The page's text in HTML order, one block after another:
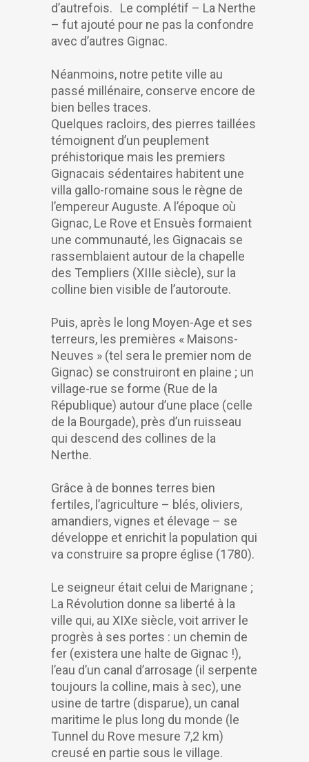
d’autrefois. Le complétif – La Nerthe
– fut ajouté pour ne pas la confondre
avec d’autres Gignac.
Néanmoins, notre petite ville au
passé millénaire, conserve encore de
bien belles traces.
Quelques racloirs, des pierres taillées
témoignent d’un peuplement
préhistorique mais les premiers
Gignacais sédentaires habitent une
villa gallo-romaine sous le règne de
l’empereur Auguste. A l’époque où
Gignac, Le Rove et Ensuès formaient
une communauté, les Gignacais se
rassemblaient autour de la chapelle
des Templiers (XIIIe siècle), sur la
colline bien visible de l’autoroute.
Puis, après le long Moyen-Age et ses
terreurs, les premières « Maisons-
Neuves » (tel sera le premier nom de
Gignac) se construiront en plaine ; un
village-rue se forme (Rue de la
République) autour d’une place (celle
de la Bourgade), près d’un ruisseau
qui descend des collines de la
Nerthe.
Grâce à de bonnes terres bien
fertiles, l’agriculture – blés, oliviers,
amandiers, vignes et élevage – se
développe et enrichit la population qui
va construire sa propre église (1780).
Le seigneur était celui de Marignane ;
La Révolution donne sa liberté à la
ville qui, au XIXe siècle, voit arriver le
progrès à ses portes : un chemin de
fer (existera une halte de Gignac !),
l’eau d’un canal d’arrosage (il serpente
toujours la colline, mais à sec), une
usine de tartre (disparue), un canal
maritime le plus long du monde (le
Tunnel du Rove mesure 7,2 km)
creusé en partie sous le village.